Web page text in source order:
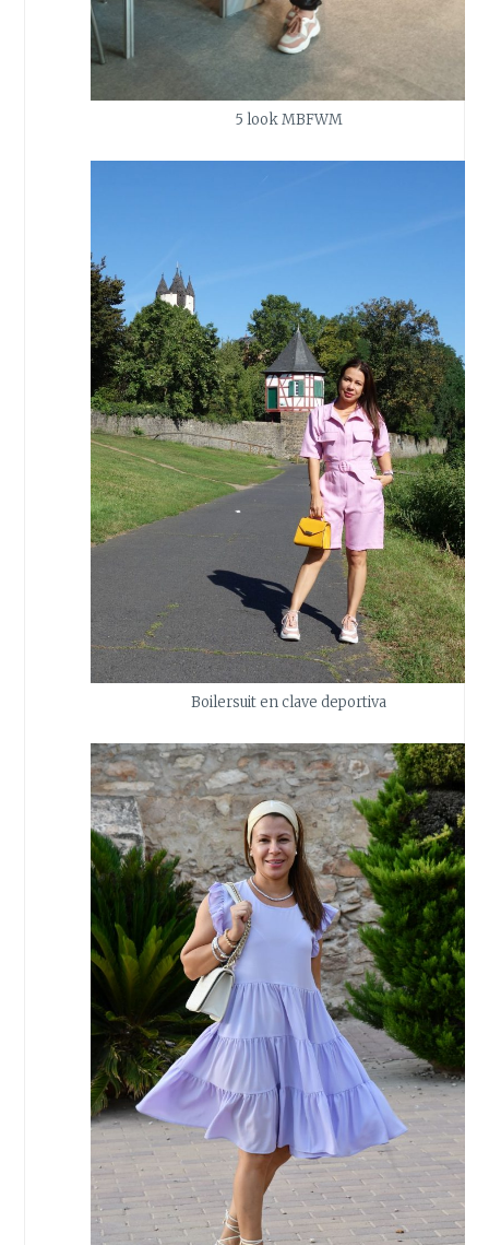
5 look MBFWM
Boilersuit en clave deportiva